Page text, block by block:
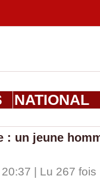
NATIONAL
: un jeune
| Lu 267 fois